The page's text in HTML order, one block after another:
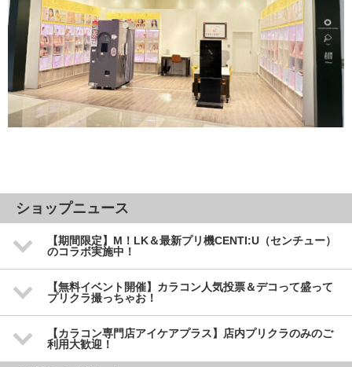
ショップニュース
【期間限定】M！LK＆最新プリ機CENTI:U（センチュー）
のコラボ実施中！
【無料イベント開催】カラコン人気投票＆デコって盛って
プリクラ撮っちゃお！
【カラコン専門店アイケアプラス】店内プリクラのみのご
利用大歓迎！